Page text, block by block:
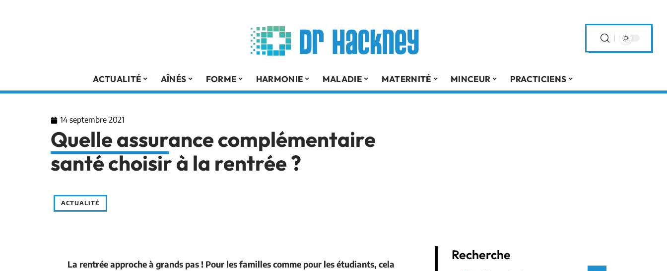
ACTUALITÉ AÎNÉS FORME HARMONIE MALADIE MATERNITÉ MINCEUR PRACTICIENS
14 septembre 2021
Quelle assurance complémentaire
santé choisir à la rentrée ?
ACTUALITÉ
La rentrée approche à grands pas ! Pour les familles comme pour les étudiants, cela
Recherche